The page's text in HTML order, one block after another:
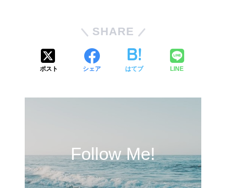
SHARE
ポスト シェア はてブ LINE
Follow Me!